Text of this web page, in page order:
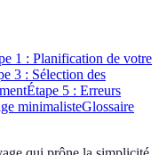
1 : Planification de votre
3 : Sélection des
Étape 5 : Erreurs
minimalisteGlossaire